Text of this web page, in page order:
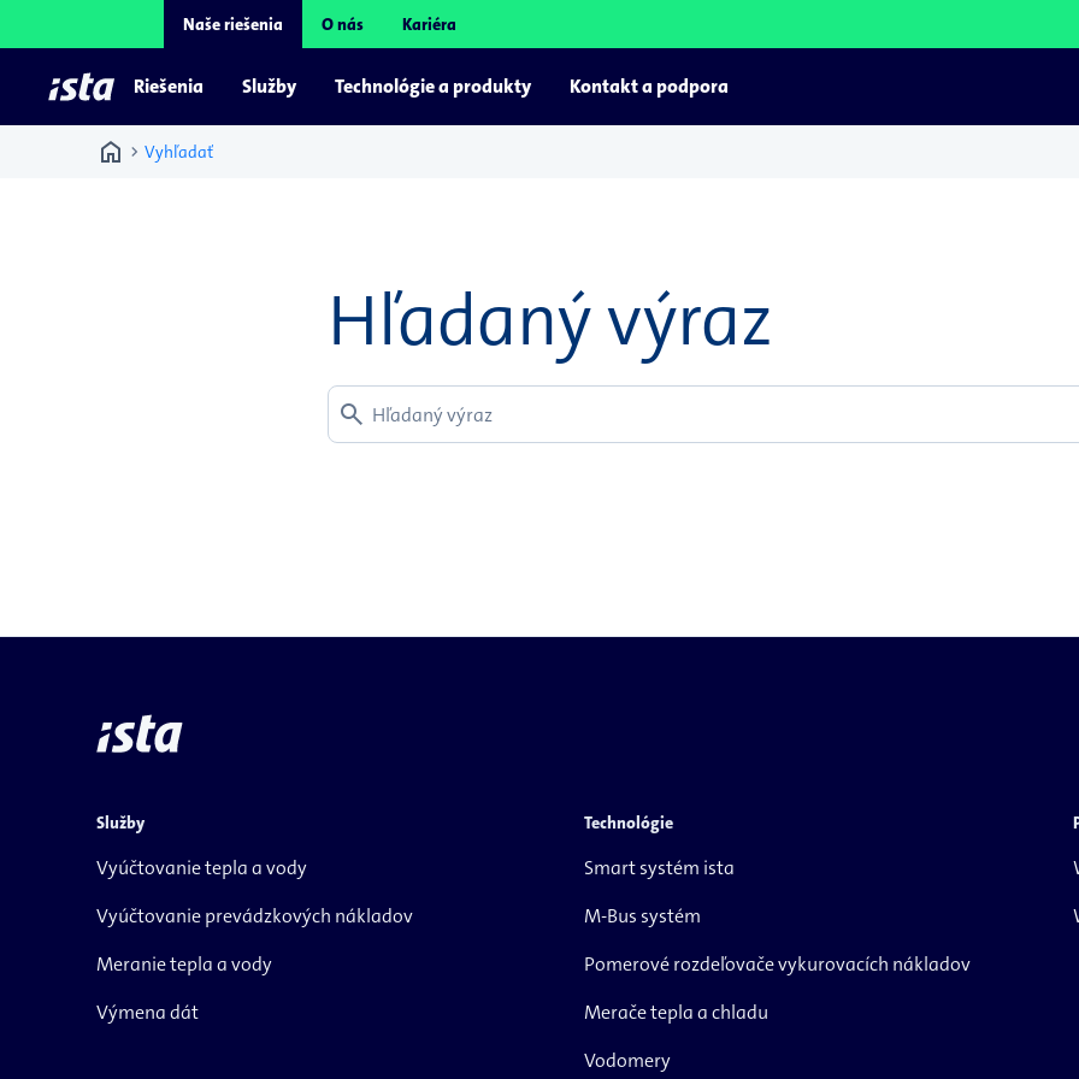
Naše riešenia O nás Kariéra
Riešenia Služby Technológie a produkty Kontakt a podpora
home chevron_right Vyhľadať
Hľadaný výraz
Hľadaný výraz
search
Služby
Vyúčtovanie tepla a vody
Vyúčtovanie prevádzkových nákladov
Meranie tepla a vody
Výmena dát
Technológie
Smart systém ista
M-Bus systém
Pomerové rozdeľovače vykurovacích nákladov
Merače tepla a chladu
Vodomery